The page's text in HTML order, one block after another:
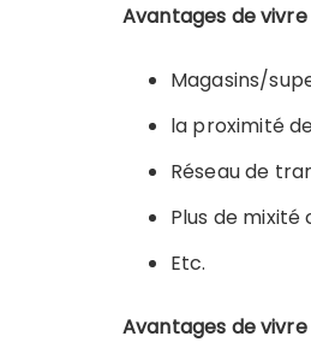
Avantages de vivre
Magasins/
la proximité
Réseau de
Plus de
Etc.
Avantages de vivre